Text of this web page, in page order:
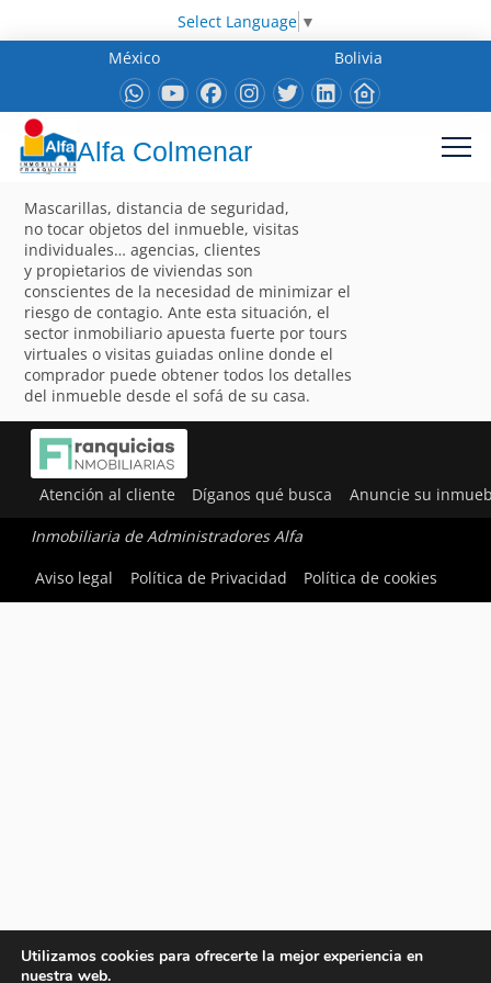
Select Language ▼
México
Bolivia
Alfa Colmenar
Mascarillas, distancia de seguridad,
no tocar objetos del inmueble, visitas
individuales… agencias, clientes
y propietarios de viviendas son
conscientes de la necesidad de minimizar el
riesgo de contagio. Ante esta situación, el
sector inmobiliario apuesta fuerte por tours
virtuales o visitas guiadas online donde el
comprador puede obtener todos los detalles
del inmueble desde el sofá de su casa.
Atención al cliente Díganos qué busca Anuncie su
Inmobiliaria de Administradores Alfa
Aviso legal
Política de Privacidad Política de cookies
Utilizamos cookies para ofrecerte la mejor experiencia en
nuestra web.